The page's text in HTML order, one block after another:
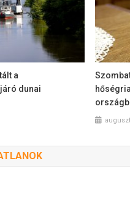
a
dunai